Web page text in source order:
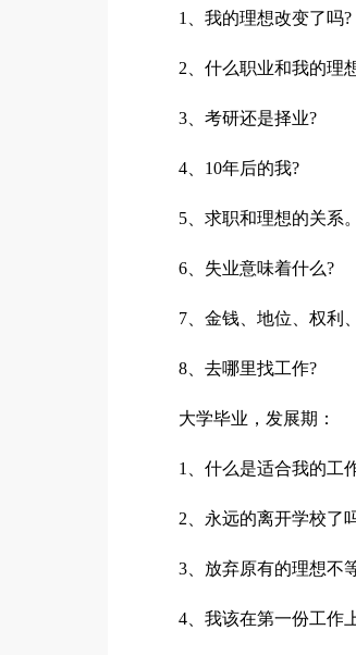
1、我的理想改变了吗?
2、什么职业和我的理
3、考研还是择业?
4、10年后的我?
5、求职和理想的关系。
6、失业意味着什么?
7、金钱、地位、权利
8、去哪里找工作?
大学毕业，发展期：
1、什么是适合我的工作
2、永远的离开学校了
3、放弃原有的理想不
4、我该在第一份工作